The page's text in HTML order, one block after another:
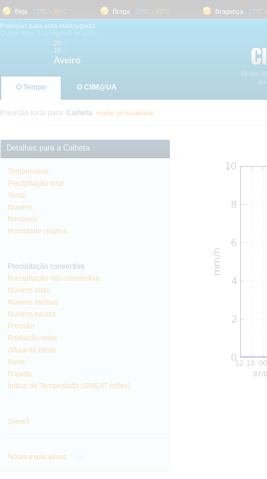
Beja 17 ºC- 36 ºC Braga 19 ºC- 29 ºC Bragança 17 ºC-
31
Previsão para esta madrugada
25
18
Aveiro
O Tempo O CliM@UA
Previsão local para: Calheta mudar de localidade
Detalhes para a Calheta
Temperatura
Precipitação total
Vento
Nuvens
Nevoeiro
Humidade relativa
Precipitação convectiva
Precipitação não-convectiva
Nuvens altas
Nuvens médias
Nuvens baixas
Pressão
Radiação solar
Altura de Neve
Neve
Rajada
Índice de Tempestade (SWEAT Index)
SkewT
Notas explicativas